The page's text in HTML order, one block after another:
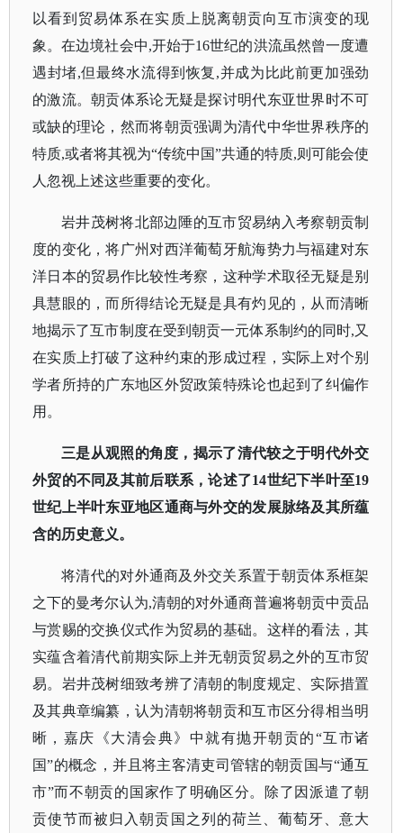
以看到贸易体系在实质上脱离朝贡向互市演变的现
象。在边境社会中,开始于16世纪的洪流虽然曾一度遭
遇封堵,但最终水流得到恢复,并成为比此前更加强劲
的激流。朝贡体系论无疑是探讨明代东亚世界时不可
或缺的理论，然而将朝贡强调为清代中华世界秩序的
特质,或者将其视为“传统中国”共通的特质,则可能会使
人忽视上述这些重要的变化。
岩井茂树将北部边陲的互市贸易纳入考察朝贡制
度的变化，将广州对西洋葡萄牙航海势力与福建对东
洋日本的贸易作比较性考察，这种学术取径无疑是别
具慧眼的，而所得结论无疑是具有灼见的，从而清晰
地揭示了互市制度在受到朝贡一元体系制约的同时,又
在实质上打破了这种约束的形成过程，实际上对个别
学者所持的广东地区外贸政策特殊论也起到了纠偏作
用。
三是从观照的角度，揭示了清代较之于明代外交
外贸的不同及其前后联系，论述了14世纪下半叶至19
世纪上半叶东亚地区通商与外交的发展脉络及其所蕴
含的历史意义。
将清代的对外通商及外交关系置于朝贡体系框架
之下的曼考尔认为,清朝的对外通商普遍将朝贡中贡品
与赏赐的交换仪式作为贸易的基础。这样的看法，其
实蕴含着清代前期实际上并无朝贡贸易之外的互市贸
易。岩井茂树细致考辨了清朝的制度规定、实际措置
及其典章编纂，认为清朝将朝贡和互市区分得相当明
晰，嘉庆《大清会典》中就有抛开朝贡的“互市诸
国”的概念，并且将主客清吏司管辖的朝贡国与“通互
市”而不朝贡的国家作了明确区分。除了因派遣了朝
贡使节而被归入朝贡国之列的荷兰、葡萄牙、意大